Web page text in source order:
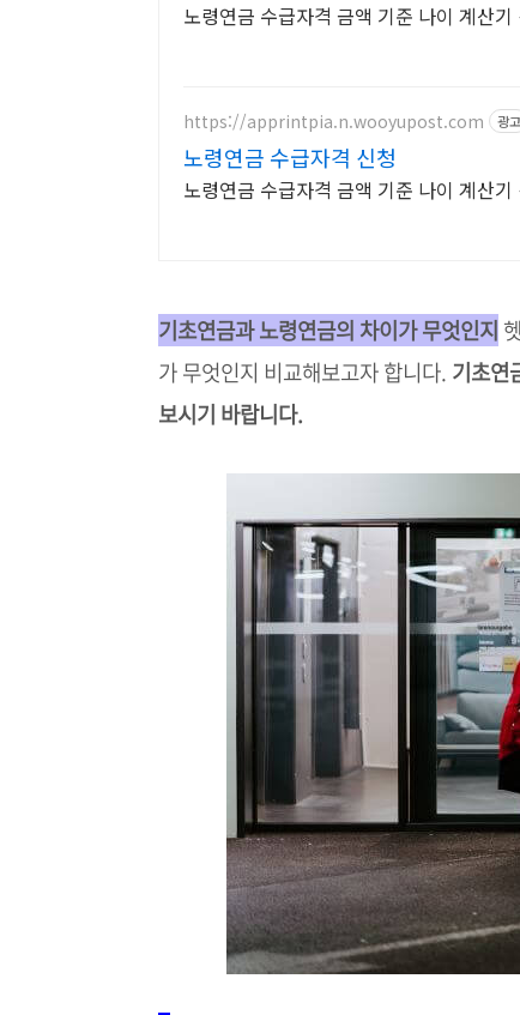
노령연금 수급자격 금액 기준 나이 계산기
https://apprintpia.n.wooyupost.com 광고
노령연금 수급자격 신청
노령연금 수급자격 금액 기준 나이 계산기
기초연금과 노령연금의 차이가 무엇인지
가 무엇인지 비교해보고자 합니다. 기초연
보시기 바랍니다.